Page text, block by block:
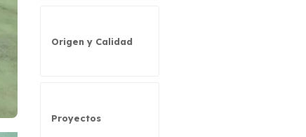
Origen y Calidad
Proyectos